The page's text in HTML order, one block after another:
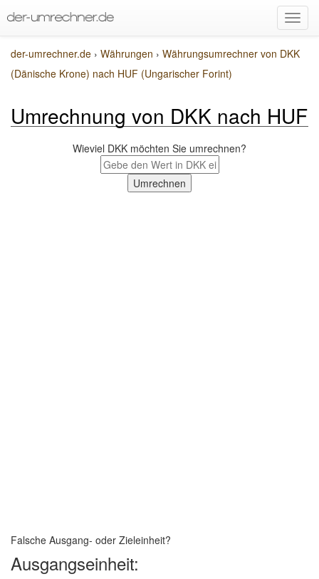
der-umrechner.de › Währungen › Währungsumrechner von DKK
(Dänische Krone) nach HUF (Ungarischer Forint)
Umrechnung von DKK nach HUF
Wieviel DKK möchten Sie umrechnen?
Falsche Ausgang- oder Zieleinheit?
Ausgangseinheit: